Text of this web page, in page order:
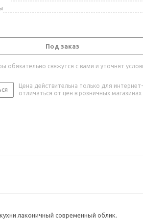
Под заказ
обязательно свяжутся с вами и уточнят
Цена действительна только для
отличаться от цен в розничных магазинах
лаконичный современный облик.